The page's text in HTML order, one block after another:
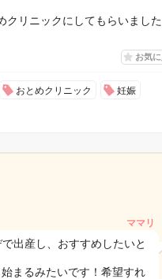
リニックにしてもらいました
お気
おとめクリニック 妊娠
ママリ
出産し、おすすめしたいと
まるみたいです！希望すれ